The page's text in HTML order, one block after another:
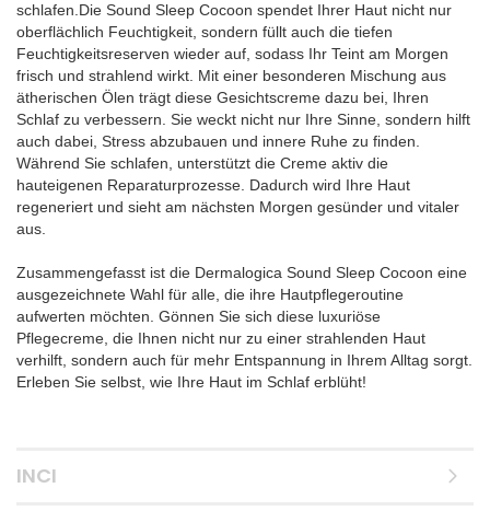
schlafen.Die Sound Sleep Cocoon spendet Ihrer Haut nicht nur
oberflächlich Feuchtigkeit, sondern füllt auch die tiefen
Feuchtigkeitsreserven wieder auf, sodass Ihr Teint am Morgen
frisch und strahlend wirkt. Mit einer besonderen Mischung aus
ätherischen Ölen trägt diese Gesichtscreme dazu bei, Ihren
Schlaf zu verbessern. Sie weckt nicht nur Ihre Sinne, sondern hilft
auch dabei, Stress abzubauen und innere Ruhe zu finden.
Während Sie schlafen, unterstützt die Creme aktiv die
hauteigenen Reparaturprozesse. Dadurch wird Ihre Haut
regeneriert und sieht am nächsten Morgen gesünder und vitaler
aus.
Zusammengefasst ist die Dermalogica Sound Sleep Cocoon eine
ausgezeichnete Wahl für alle, die ihre Hautpflegeroutine
aufwerten möchten. Gönnen Sie sich diese luxuriöse
Pflegecreme, die Ihnen nicht nur zu einer strahlenden Haut
verhilft, sondern auch für mehr Entspannung in Ihrem Alltag sorgt.
Erleben Sie selbst, wie Ihre Haut im Schlaf erblüht!
INCI